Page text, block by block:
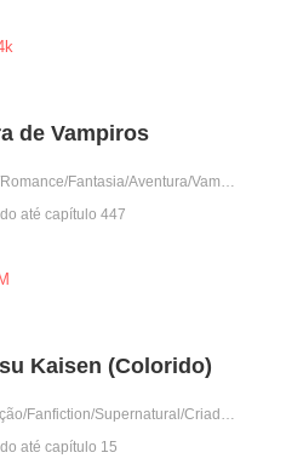
de Vampiros
Escolar/Romance/Fantasia/Aventura/Vampiro/Garota boa
até capítulo 447
Kaisen (Colorido)
Terror/Ação/Fanfiction/Supernatural/Criadores
até capítulo 15